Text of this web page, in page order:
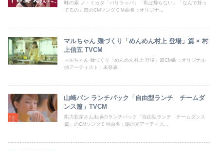
味の素 ノ・ミカタ「パリラッパ」「私は帰らない」「なんで持っ
てるの」篇のCMソングＣＭ曲名：オリジナ...
マルちゃん 麺づくり「めんめん村上 登場」篇 × 村
上信五 TVCM
マルちゃん 麺づくり「めんめん村上 登場」篇CM曲：オリジナル
曲アーティスト：未発表
山崎パン ランチパック「自由型ランチ チームダ
ンス篇」TVCM
剛力彩芽さん出演のランチパック「自由型ランチ チームダンス
篇」のCMソングＣＭ曲名：陽の光アーティス...